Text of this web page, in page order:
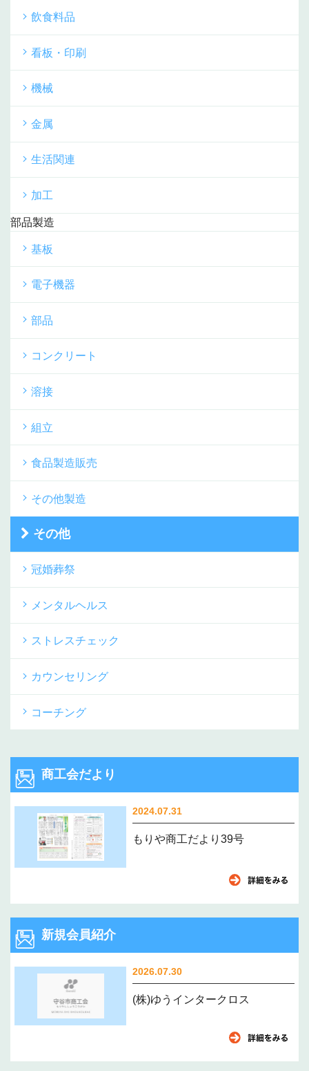
飲食料品
看板・印刷
機械
金属
生活関連
加工
部品製造
基板
電子機器
部品
コンクリート
溶接
組立
食品製造販売
その他製造
その他
冠婚葬祭
メンタルヘルス
ストレスチェック
カウンセリング
コーチング
商工会だより
2024.07.31
もりや商工だより39号
新規会員紹介
2026.07.30
(株)ゆうインタークロス